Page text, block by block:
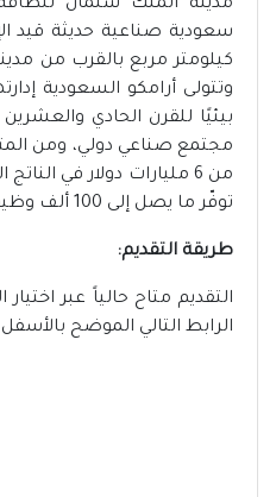
كيلومتر مربع بالقرب من
وتتولى أرامكو السعودية
بيئيًا للقرن الحادي
مجتمع صناعي دولي، ومن
من 6 مليارات دولار في
توفّر ما يصل إلى 100 ألف وظيفة مباشرة وغير مباشرة.
طريقة التقديم:
التقديم متاح حالياً عبر
الرابط التالي الموضح